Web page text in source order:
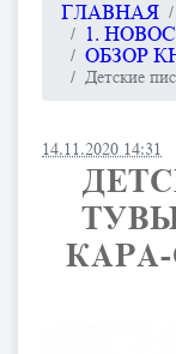
ГЛАВНАЯ
1.
ОБЗОР
Детские
14.11.2020 14:31